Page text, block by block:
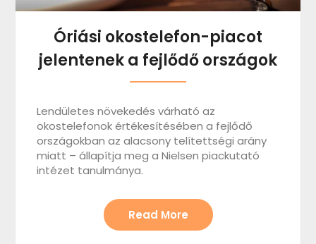
Óriási okostelefon-piacot
jelentenek a fejlődő országok
Lendületes növekedés várható az
okostelefonok értékesítésében a fejlődő
országokban az alacsony telítettségi arány
miatt – állapítja meg a Nielsen piackutató
intézet tanulmánya.
Read More